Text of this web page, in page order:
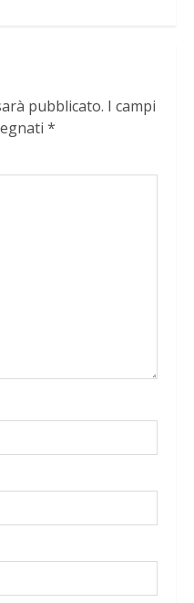
pubblicato. I campi
*